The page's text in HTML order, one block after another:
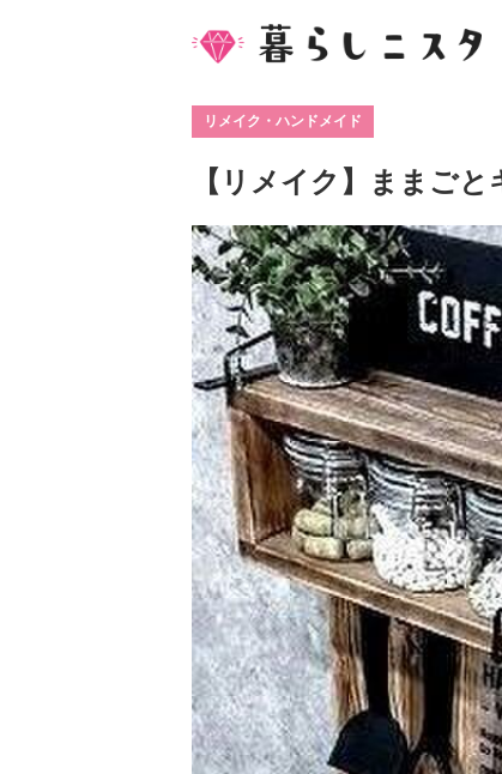
リメイク・ハンドメイド
【リメイク】ままご